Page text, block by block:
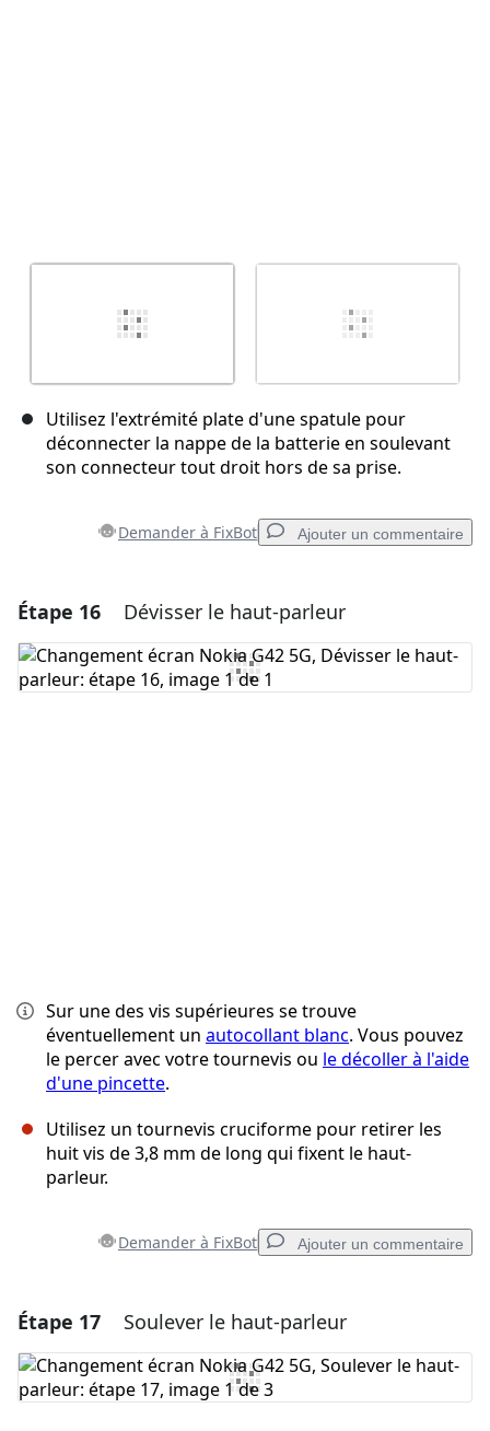
Utilisez l'extrémité plate d'une spatule pour
déconnecter la nappe de la batterie en soulevant
son connecteur tout droit hors de sa prise.
Demander à FixBot Ajouter un commentaire
Ajouter un commentaire
Ajouter un commentaire
Étape 16 Dévisser le haut-parleur
Sur une des vis supérieures se trouve
éventuellement un autocollant blanc. Vous pouvez
le percer avec votre tournevis ou le décoller à l'aide
d'une pincette.
Utilisez un tournevis cruciforme pour retirer les
huit vis de 3,8 mm de long qui fixent le haut-
parleur.
Demander à FixBot Ajouter un commentaire
Ajouter un commentaire
Ajouter un commentaire
Étape 17 Soulever le haut-parleur